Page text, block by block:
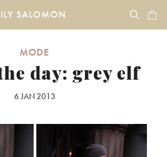
SALOMON
MODE
day: grey elf
6 JAN 2013